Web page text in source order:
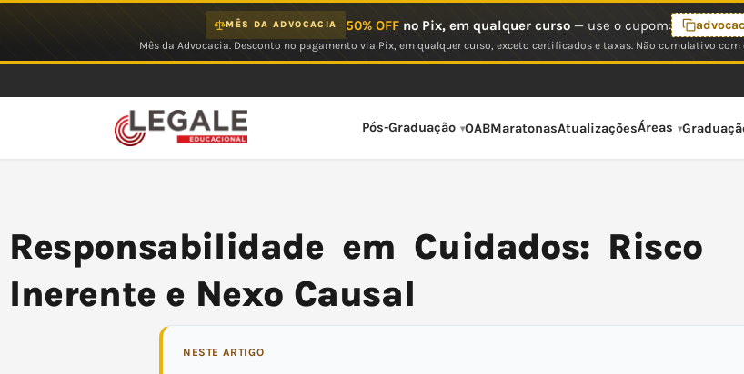
MÊS DA ADVOCACIA 50% OFFno Pix, em qualquer curso— use o cupom:
Mês da Advocacia. Desconto no pagamento via Pix, em qualquer curso, exceto certificados e taxas. Não cumulativo
Pós-Graduação OABMaratonasAtualizaçõesÁreas
Responsabilidade em Cuidados: Risco
Inerente e Nexo Causal
NESTE ARTIGO